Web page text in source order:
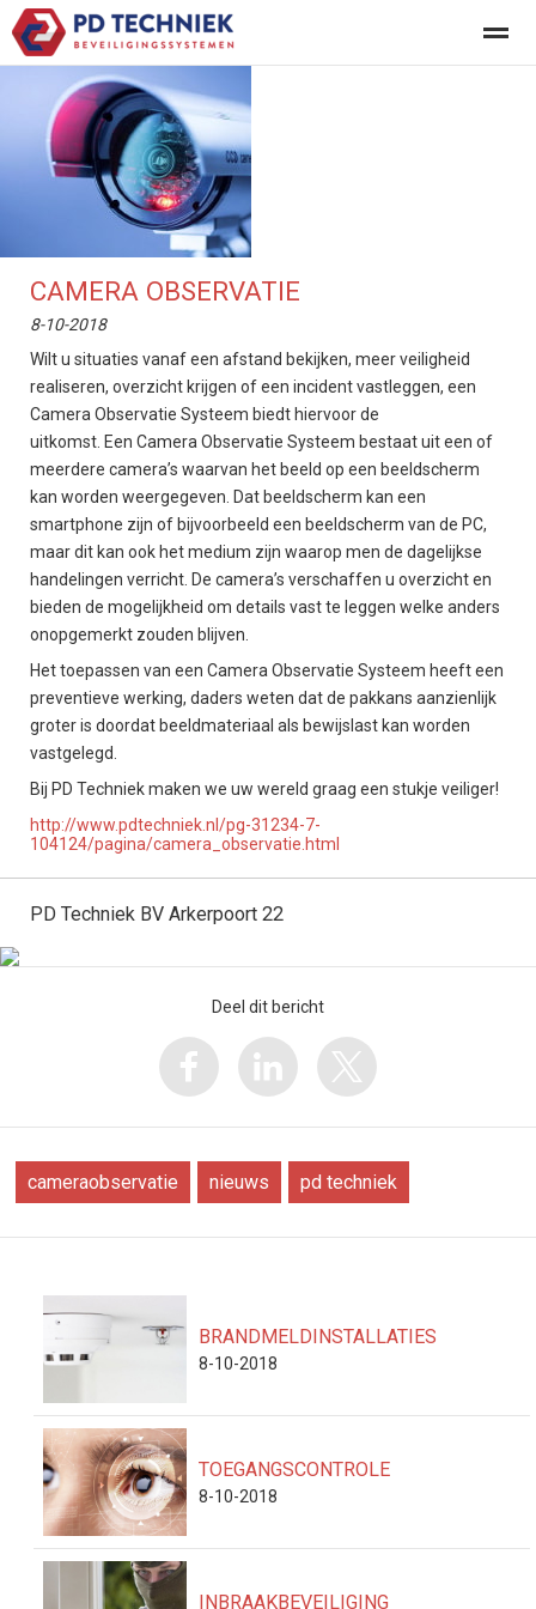
Zoeken
CAMERA OBSERVATIE
8-10-2018
Wilt u situaties vanaf een afstand bekijken, meer veiligheid
realiseren, overzicht krijgen of een incident vastleggen, een
Camera Observatie Systeem biedt hiervoor de
uitkomst. Een Camera Observatie Systeem bestaat uit een of
meerdere camera’s waarvan het beeld op een beeldscherm
kan worden weergegeven. Dat beeldscherm kan een
smartphone zijn of bijvoorbeeld een beeldscherm van de PC,
maar dit kan ook het medium zijn waarop men de dagelijkse
handelingen verricht. De camera’s verschaffen u overzicht en
bieden de mogelijkheid om details vast te leggen welke anders
onopgemerkt zouden blijven.
Het toepassen van een Camera Observatie Systeem heeft een
preventieve werking, daders weten dat de pakkans aanzienlijk
groter is doordat beeldmateriaal als bewijslast kan worden
vastgelegd.
Bij PD Techniek maken we uw wereld graag een stukje veiliger!
http://www.pdtechniek.nl/pg-31234-7-
104124/pagina/camera_observatie.html
PD Techniek BV Arkerpoort 22
Deel dit bericht
cameraobservatie nieuws pd techniek
BRANDMELDINSTALLATIES
8-10-2018
TOEGANGSCONTROLE
8-10-2018
INBRAAKBEVEILIGING